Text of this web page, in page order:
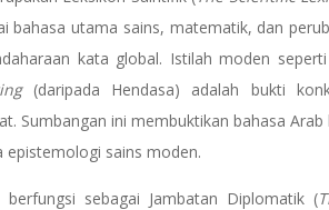
bahasa utama sains, matematik, dan
kata global. Istilah moden
(daripada Hendasa) adalah bukti
Sumbangan ini membuktikan bahasa
epistemologi sains moden.
berfungsi sebagai Jambatan Diplomatik (